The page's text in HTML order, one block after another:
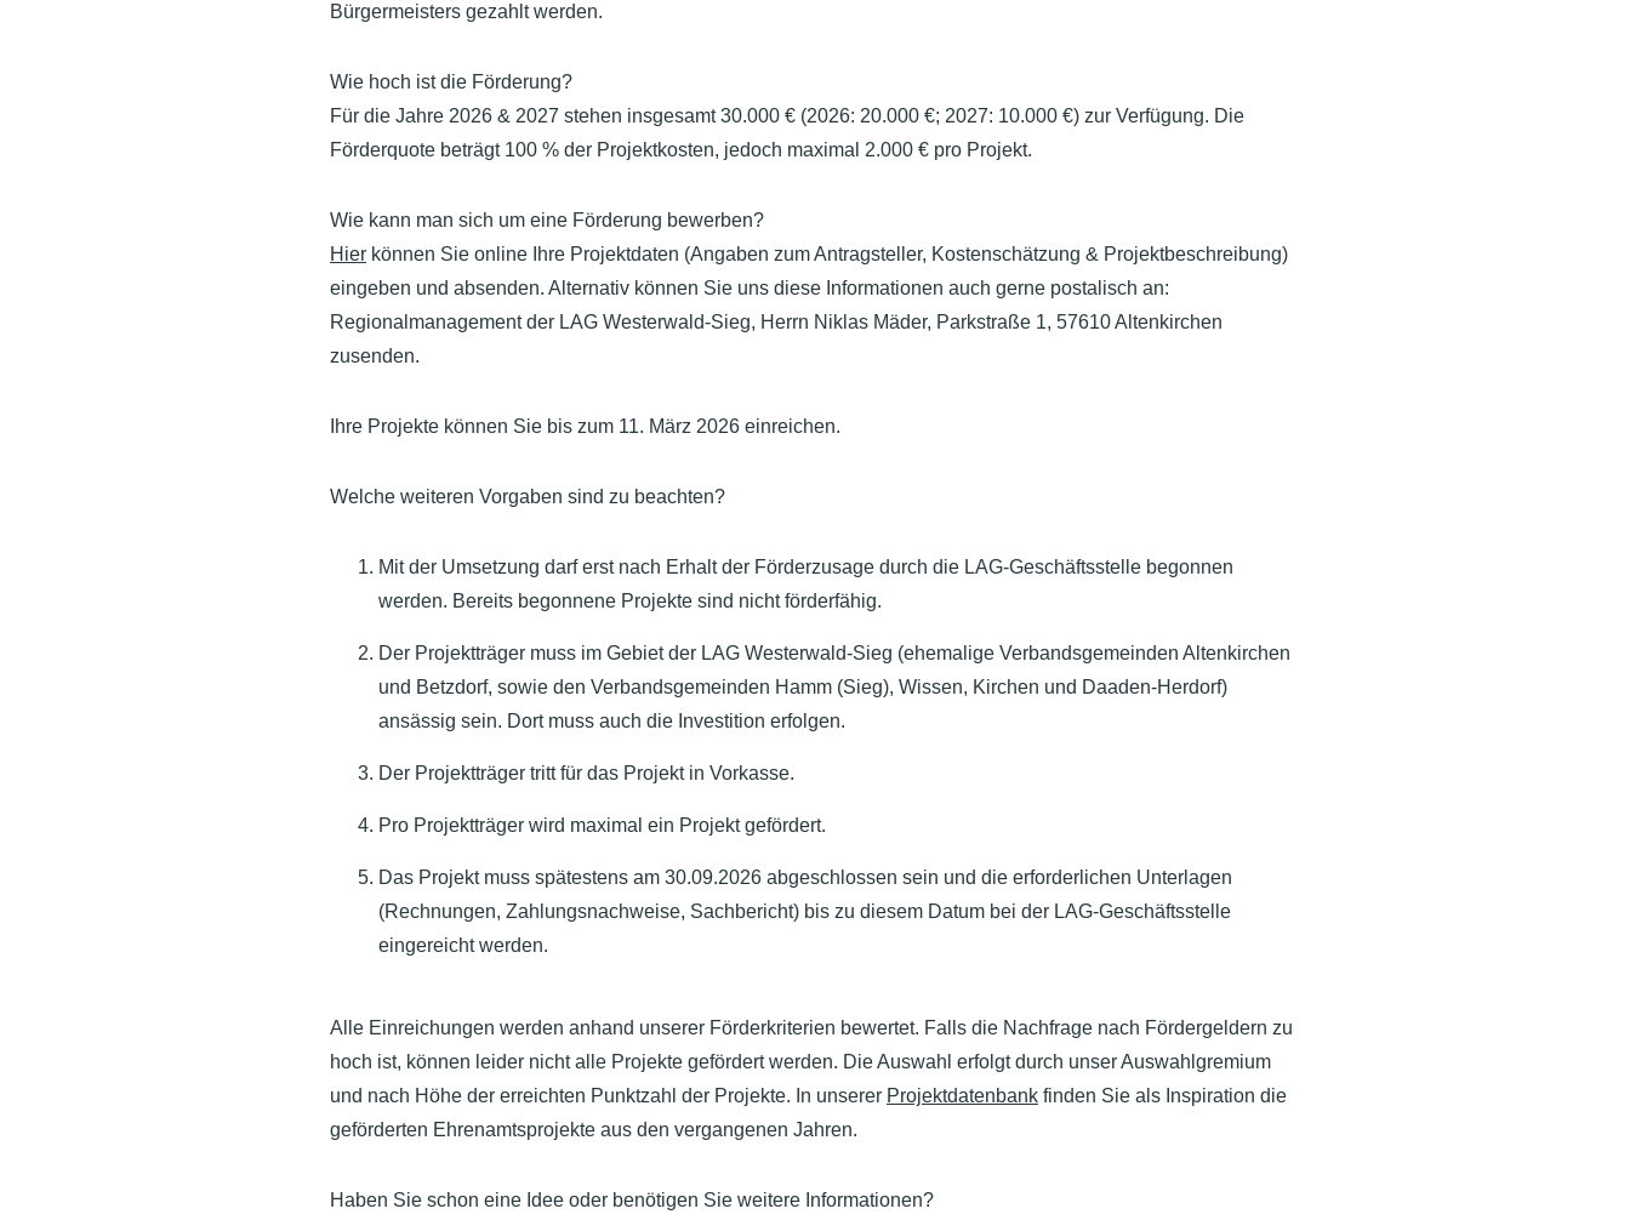
Bürgermeisters gezahlt werden.
Wie hoch ist die Förderung?
Für die Jahre 2026 & 2027 stehen insgesamt 30.000 € (2026: 20.000 €; 2027: 10.000 €) zur Verfügung. Die
Förderquote beträgt 100 % der Projektkosten, jedoch maximal 2.000 € pro Projekt.
Wie kann man sich um eine Förderung bewerben?
Hier können Sie online Ihre Projektdaten (Angaben zum Antragsteller, Kostenschätzung & Projektbeschreibung)
eingeben und absenden. Alternativ können Sie uns diese Informationen auch gerne postalisch an:
Regionalmanagement der LAG Westerwald-Sieg, Herrn Niklas Mäder, Parkstraße 1, 57610 Altenkirchen
zusenden.
Ihre Projekte können Sie bis zum 11. März 2026 einreichen.
Welche weiteren Vorgaben sind zu beachten?
Mit der Umsetzung darf erst nach Erhalt der Förderzusage durch die LAG-Geschäftsstelle begonnen
werden. Bereits begonnene Projekte sind nicht förderfähig.
Der Projektträger muss im Gebiet der LAG Westerwald-Sieg (ehemalige Verbandsgemeinden Altenkirchen
und Betzdorf, sowie den Verbandsgemeinden Hamm (Sieg), Wissen, Kirchen und Daaden-Herdorf)
ansässig sein. Dort muss auch die Investition erfolgen.
Der Projektträger tritt für das Projekt in Vorkasse.
Pro Projektträger wird maximal ein Projekt gefördert.
Das Projekt muss spätestens am 30.09.2026 abgeschlossen sein und die erforderlichen Unterlagen
(Rechnungen, Zahlungsnachweise, Sachbericht) bis zu diesem Datum bei der LAG-Geschäftsstelle
eingereicht werden.
Alle Einreichungen werden anhand unserer Förderkriterien bewertet. Falls die Nachfrage nach Fördergeldern zu
hoch ist, können leider nicht alle Projekte gefördert werden. Die Auswahl erfolgt durch unser Auswahlgremium
und nach Höhe der erreichten Punktzahl der Projekte. In unserer Projektdatenbank finden Sie als Inspiration die
geförderten Ehrenamtsprojekte aus den vergangenen Jahren.
Haben Sie schon eine Idee oder benötigen Sie weitere Informationen?